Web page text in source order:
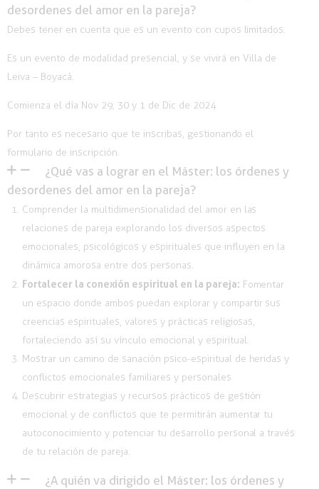
desordenes del amor en la pareja?
Debes tener en cuenta que es un evento con cupos limitados.
Es un evento de modalidad presencial, y se vivirá en Villa de
Leiva – Boyacá.
Comienza el día Nov 29, 30 y 1 de Dic de 2024
Por tanto es necesario que te inscribas, gestionando el
formulario de inscripción.
¿Qué vas a lograr en el Máster: los órdenes y
desordenes del amor en la pareja?
Comprender la multidimensionalidad del amor en las
relaciones de pareja explorando los diversos aspectos
emocionales, psicológicos y espirituales que influyen en la
dinámica amorosa entre dos personas.
Fortalecer la conexión espiritual en la pareja: Fomentar
un espacio donde ambos puedan explorar y compartir sus
creencias espirituales, valores y prácticas religiosas,
fortaleciendo así su vínculo emocional y espiritual.
Mostrar un camino de sanación psico-espiritual de heridas y
conflictos emocionales familiares y personales
Descubrir estrategias y recursos prácticos de gestión
emocional y de conflictos que te permitirán aumentar tu
autoconocimiento y potenciar tu desarrollo personal a través
de tu relación de pareja.
¿A quién va dirigido el Máster: los órdenes y